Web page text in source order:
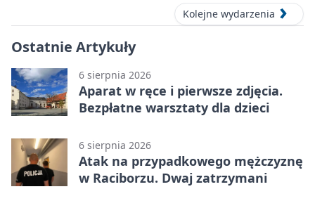
Kolejne wydarzenia
Ostatnie Artykuły
6 sierpnia 2026
Aparat w ręce i pierwsze zdjęcia.
Bezpłatne warsztaty dla dzieci
6 sierpnia 2026
Atak na przypadkowego mężczyznę
w Raciborzu. Dwaj zatrzymani